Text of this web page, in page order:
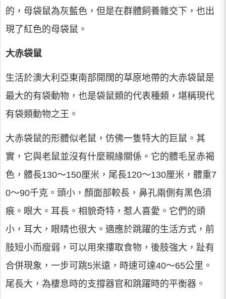
的，母袋鼠為灰藍色，但是在群體飼養雜交下，也出
現了紅色的母袋鼠。
大赤袋鼠
生活於澳大利亞東南部開闊的草原地帶的大赤袋鼠是
最大的有袋動物，也是袋鼠類的代表種類，堪稱現代
有袋類動物之王。
大赤袋鼠的形體似老鼠，仿佛一隻特大的巨鼠。其
實，它與老鼠並沒有什麼親緣關係。它的體毛呈赤褐
色，體長130～150厘米，尾長120～130厘米，體重7
0～90千克。頭小，顏面部較長，鼻孔兩側有黑色須
痕。眼大。耳長。相貌奇特，惹人喜愛。它們的頭
小，耳大，眼睛也很大。適應於跳躍的生活方式，前
肢短小而瘦弱，可以用來摟取食物，後肢強大，趾有
合併現象，一步可跳5米遠，時速可達40～65公里。
尾長大，為棲息時的支撐器官和跳躍時的平衡器。